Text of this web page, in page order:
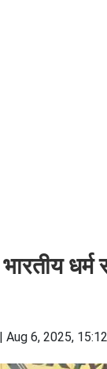
धर्म
| Aug 6, 2025,